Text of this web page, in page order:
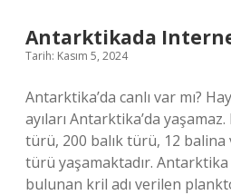
Antarktikada
Tarih: Kasım 5, 2024
Antarktika’da canlı var mı?
ayıları Antarktika’da
türü, 200 balık türü, 12 balina
türü yaşamaktadır.
bulunan kril adı verilen